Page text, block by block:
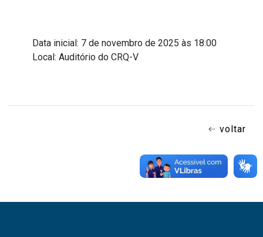
Data inicial: 7 de novembro de 2025 às 18:00
Local: Auditório do CRQ-V
voltar